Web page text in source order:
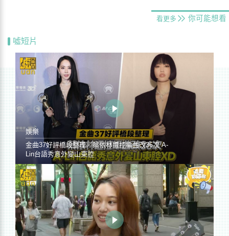
看更多 你可能想看
噓短片
娛樂
金曲37好評橋段整理／蔡依林遭控編曲改36次 A-
Lin台語秀意外變山東腔